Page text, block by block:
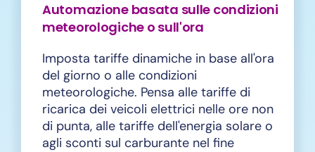
Automazione basata sulle condizioni
meteorologiche o sull'ora
Imposta tariffe dinamiche in base all'ora
del giorno o alle condizioni
meteorologiche. Pensa alle tariffe di
ricarica dei veicoli elettrici nelle ore non
di punta, alle tariffe dell'energia solare o
agli sconti sul carburante nel fine